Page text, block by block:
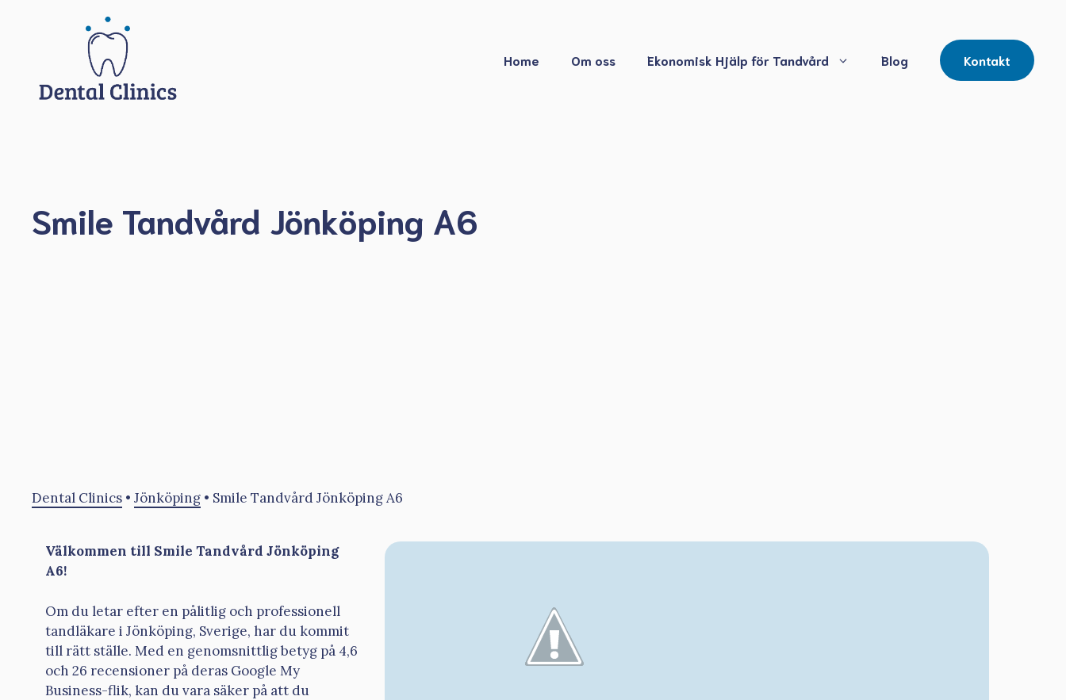
Home Om oss Ekonomisk Hjälp för Tandvård Blog Kontakt
Smile Tandvård Jönköping A6
Dental Clinics • Jönköping • Smile Tandvård Jönköping A6
Välkommen till Smile Tandvård Jönköping
A6!
Om du letar efter en pålitlig och professionell
tandläkare i Jönköping, Sverige, har du kommit
till rätt ställe. Med en genomsnittlig betyg på 4,6
och 26 recensioner på deras Google My
Business-flik, kan du vara säker på att du